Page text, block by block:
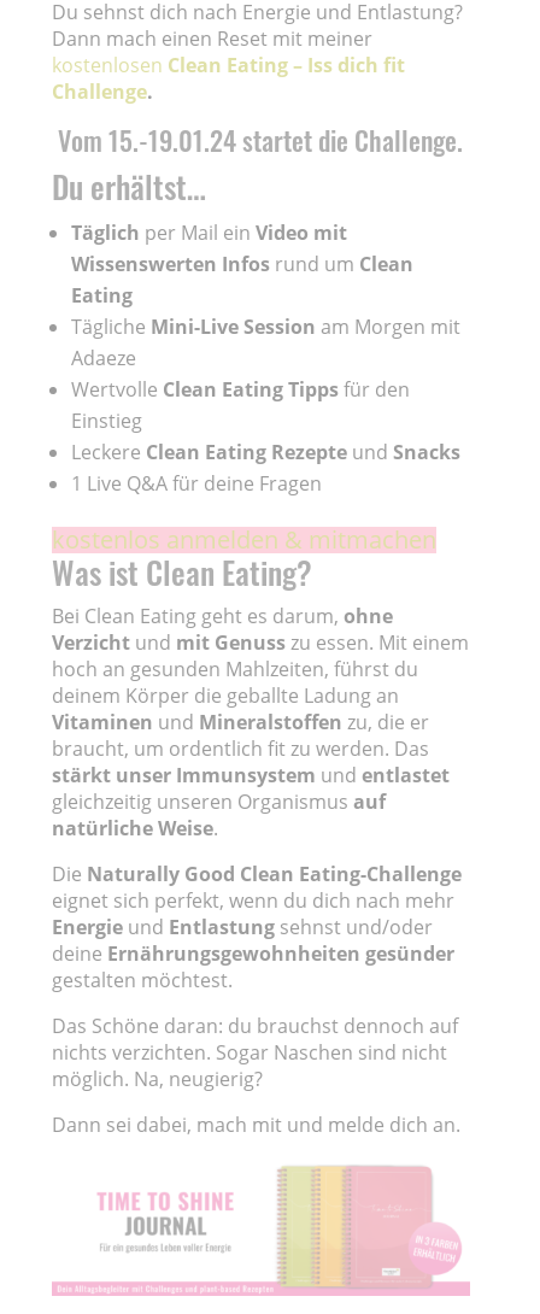
Du sehnst dich nach Energie und Entlastung?
Dann mach einen Reset mit meiner
kostenlosen Clean Eating – Iss dich fit
Challenge.
Vom 15.-19.01.24 startet die Challenge.
Du erhältst…
Täglich per Mail einVideo mit
Wissenswerten Infos rund um Clean
Eating
Tägliche Mini-Live Session am Morgen mit
Adaeze
Wertvolle Clean Eating Tippsfür den
Einstieg
Leckere Clean Eating Rezepte undSnacks
1 Live Q&A für deine Fragen
kostenlos anmelden & mitmachen
Was ist Clean Eating?
Bei Clean Eating geht es darum,ohne
Verzicht und mit Genusszu essen. Mit einem
hoch an gesunden Mahlzeiten, führst du
deinem Körper die geballte Ladung an
Vitaminen und Mineralstoffen zu, die er
braucht, um ordentlich fit zu werden. Das
stärkt unser Immunsystem undentlastet
gleichzeitig unseren Organismusauf
natürliche Weise.
Die Naturally Good Clean Eating-Challenge
eignet sich perfekt, wenn du dich nach mehr
Energie und Entlastung sehnst und/oder
deine Ernährungsgewohnheiten gesünder
gestalten möchtest.
Das Schöne daran: du brauchst dennoch auf
nichts verzichten. Sogar Naschen sind nicht
möglich. Na, neugierig?
Dann sei dabei, mach mit und melde dich an.